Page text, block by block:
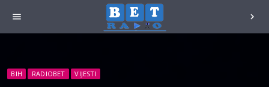
menu chevron_right
BIH RADIOBET VIJESTI